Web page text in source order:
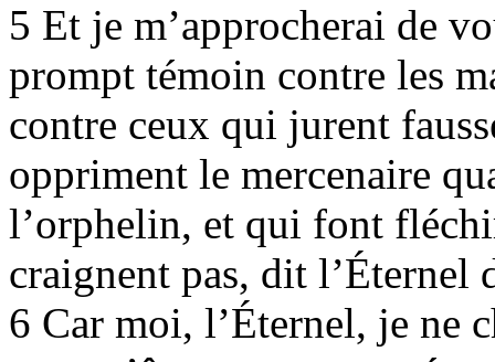
5 Et je m’approcherai de
prompt témoin contre les
contre ceux qui jurent
oppriment le mercenaire
l’orphelin, et qui font
craignent pas, dit l’Éternel
6 Car moi, l’Éternel, je ne